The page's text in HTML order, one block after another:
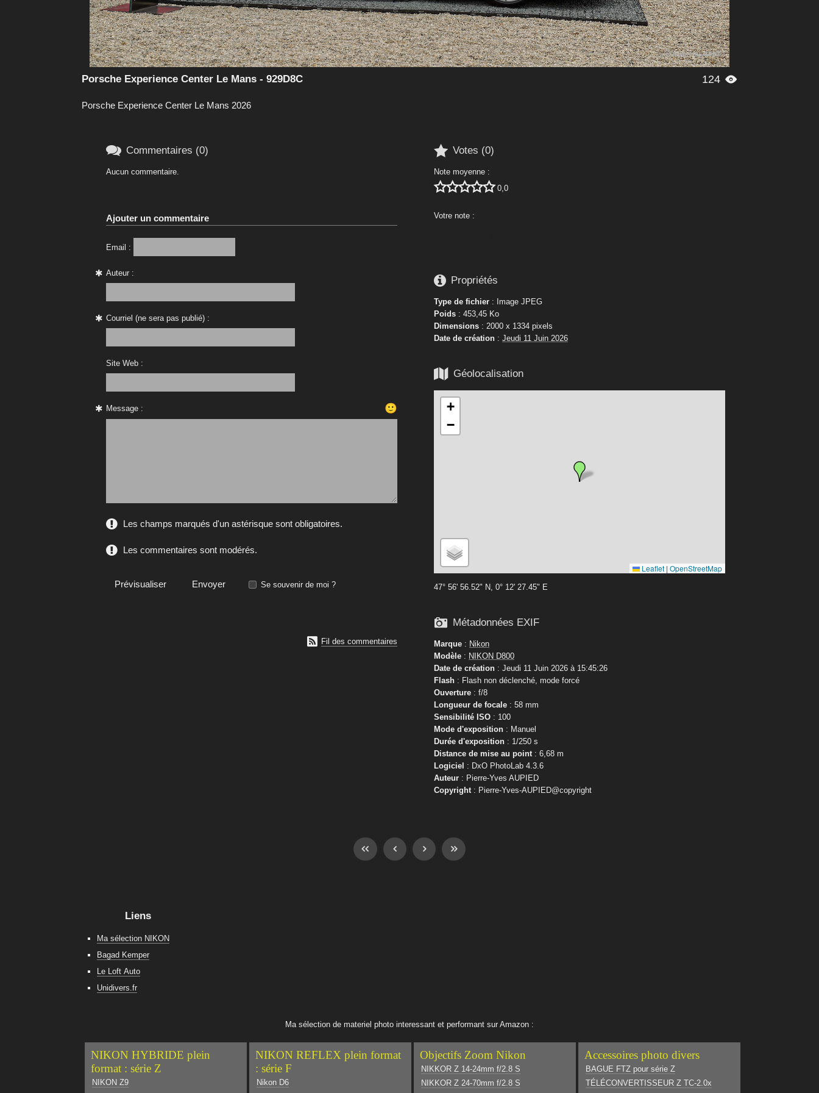
124 
Porsche Experience Center Le Mans - 929D8C
Porsche Experience Center Le Mans 2026
 Votes (0)
Note moyenne :
 0,0
Votre note :
 Propriétés
Type de fichier : Image JPEG
Poids : 453,45 Ko
Dimensions : 2000 x 1334 pixels
Date de création : Jeudi 11 Juin 2026
 Géolocalisation
+
−
Leaflet | OpenStreetMap
47° 56' 56.52" N, 0° 12' 27.45" E
 Métadonnées EXIF
Marque : Nikon
Modèle : NIKON D800
Date de création : Jeudi 11 Juin 2026 à 15:45:26
Flash : Flash non déclenché, mode forcé
Ouverture : f/8
Longueur de focale : 58 mm
Sensibilité ISO : 100
Mode d'exposition : Manuel
Durée d'exposition : 1/250 s
Distance de mise au point : 6,68 m
Logiciel : DxO PhotoLab 4.3.6
Auteur : Pierre-Yves AUPIED
Copyright : Pierre-Yves-AUPIED@copyright
 Commentaires (0)
Aucun commentaire.
Ajouter un commentaire
Email :
Auteur :
Courriel (ne sera pas publié) :
Site Web :
Message : 🙂
Les champs marqués d'un astérisque sont obligatoires.
Les commentaires sont modérés.
Se souvenir de moi ?
 Fil des commentaires
Liens
Ma sélection NIKON
Bagad Kemper
Le Loft Auto
Unidivers.fr
Ma sélection de materiel photo interessant et performant sur Amazon :
NIKON HYBRIDE plein
format : série Z
NIKON Z9
NIKON REFLEX plein format
: série F
Nikon D6
Objectifs Zoom Nikon
NIKKOR Z 14-24mm f/2.8 S
NIKKOR Z 24-70mm f/2.8 S
Accessoires photo divers
BAGUE FTZ pour série Z
TÉLÉCONVERTISSEUR Z TC-2.0x